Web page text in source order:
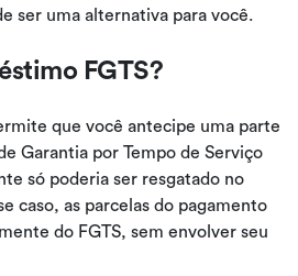
ser uma alternativa para você.
FGTS?
que você antecipe uma parte
Garantia por Tempo de Serviço
só poderia ser resgatado no
caso, as parcelas do pagamento
do FGTS, sem envolver seu